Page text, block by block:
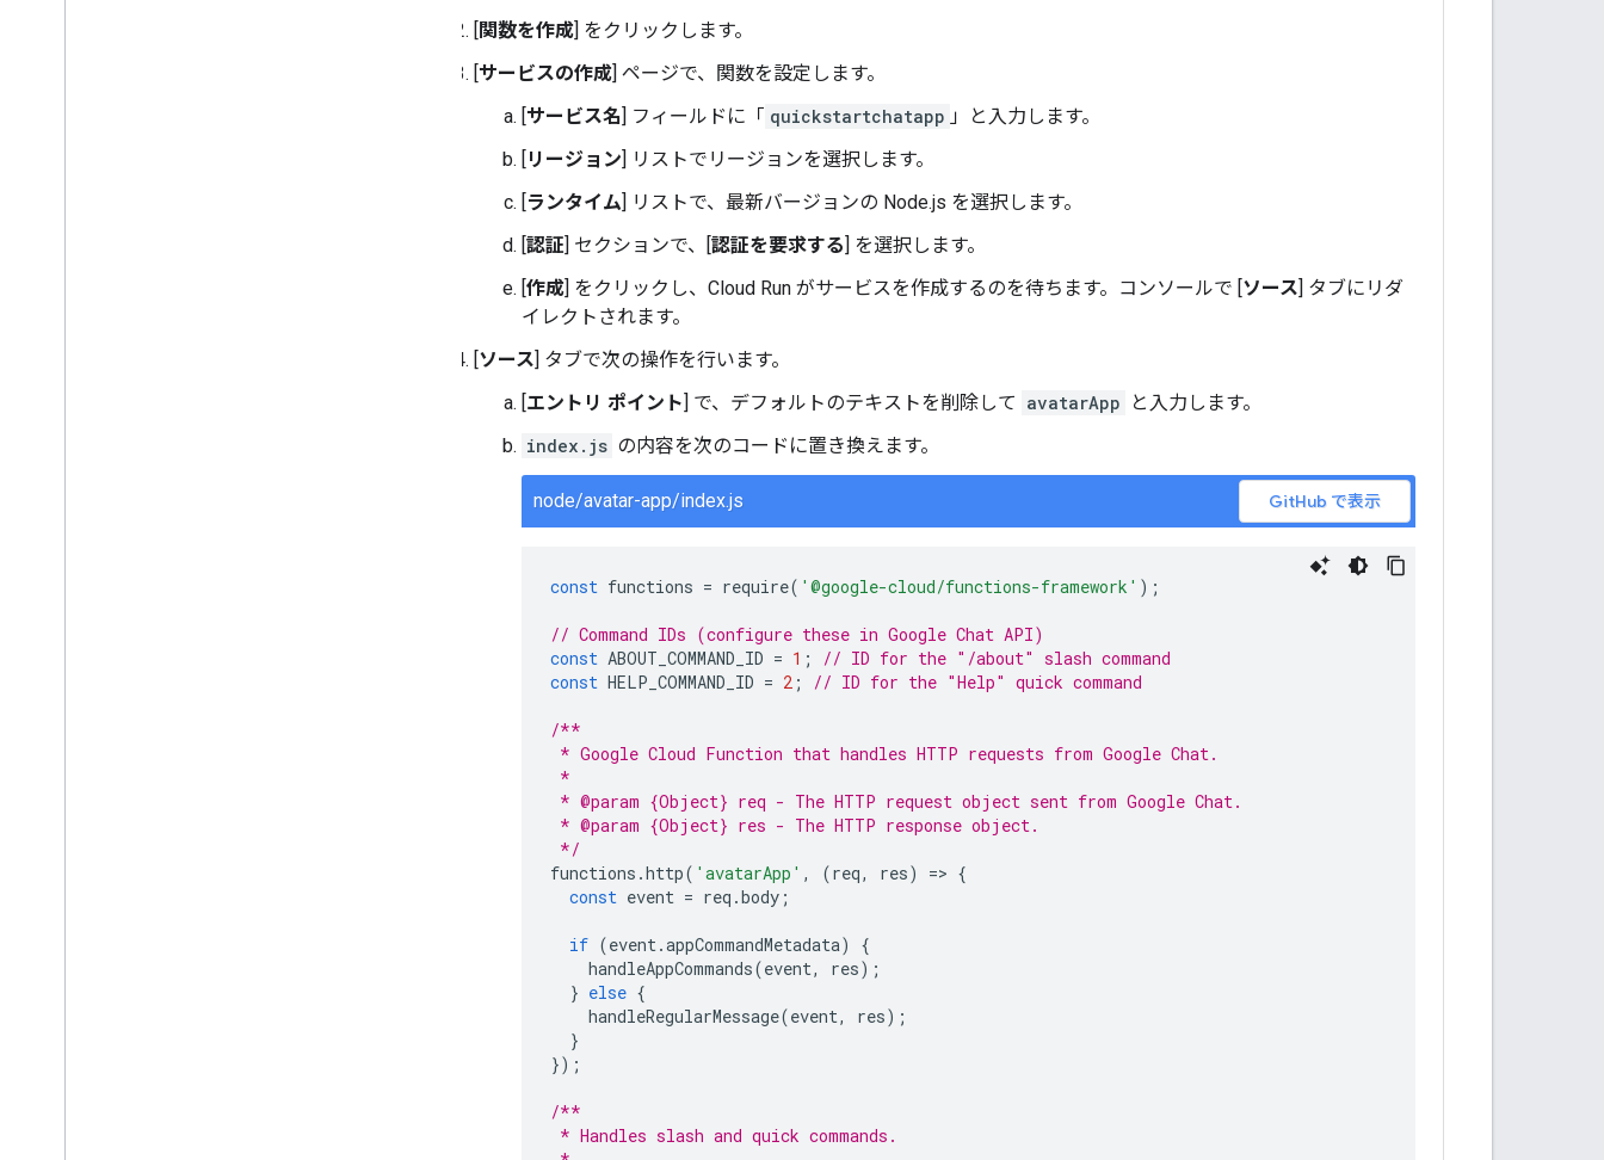
[関数を作成] をクリックします。
[サービスの作成] ページで、関数を設定します。
[サービス名] フィールドに「 quickstartchatapp 」と入力します。
[リージョン] リストでリージョンを選択します。
[ランタイム] リストで、最新バージョンの Node.js を選択します。
[認証] セクションで、[認証を要求する] を選択します。
[作成] をクリックし、Cloud Run がサービスを作成するのを待ちます。コンソールで [ソース] タブにリダ
イレクトされます。
[ソース] タブで次の操作を行います。
[エントリ ポイント] で、デフォルトのテキストを削除して avatarApp
と入力します。
index.js の内容を次のコードに置き換えます。
node/avatar-app/index.js GitHub で表示
const functions = require( '@google-cloud/functions-framework' );
// Command IDs (configure these in Google Chat API)
const ABOUT_COMMAND_ID = 1 ;
// ID for the "/about" slash command
const HELP_COMMAND_ID = 2 ; // ID for the "Help" quick command
/**
* Google Cloud Function that handles HTTP requests from Google Chat.
*
* @param {Object} req - The HTTP request object sent from Google Chat.
* @param {Object} res - The HTTP response object.
*/
functions .http( 'avatarApp' , (req, res) => {
const event = req .body ;
if (event.appCommandMetadata)
{
handleAppCommands(event, res);
} else {
handleRegularMessage(event, res);
}
});
/**
* Handles slash and quick commands.